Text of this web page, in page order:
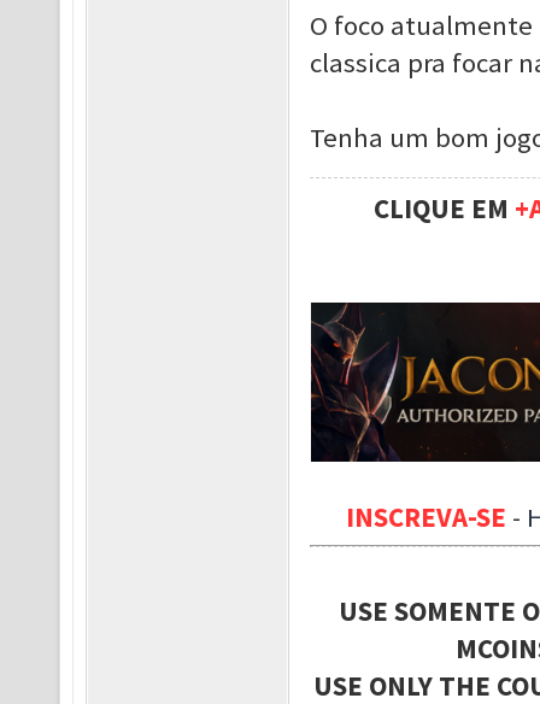
O foco
classica pra focar
Tenha um bom
CLIQUE EM
INSCREVA-SE -
USE SOMENTE
USE ONLY THE